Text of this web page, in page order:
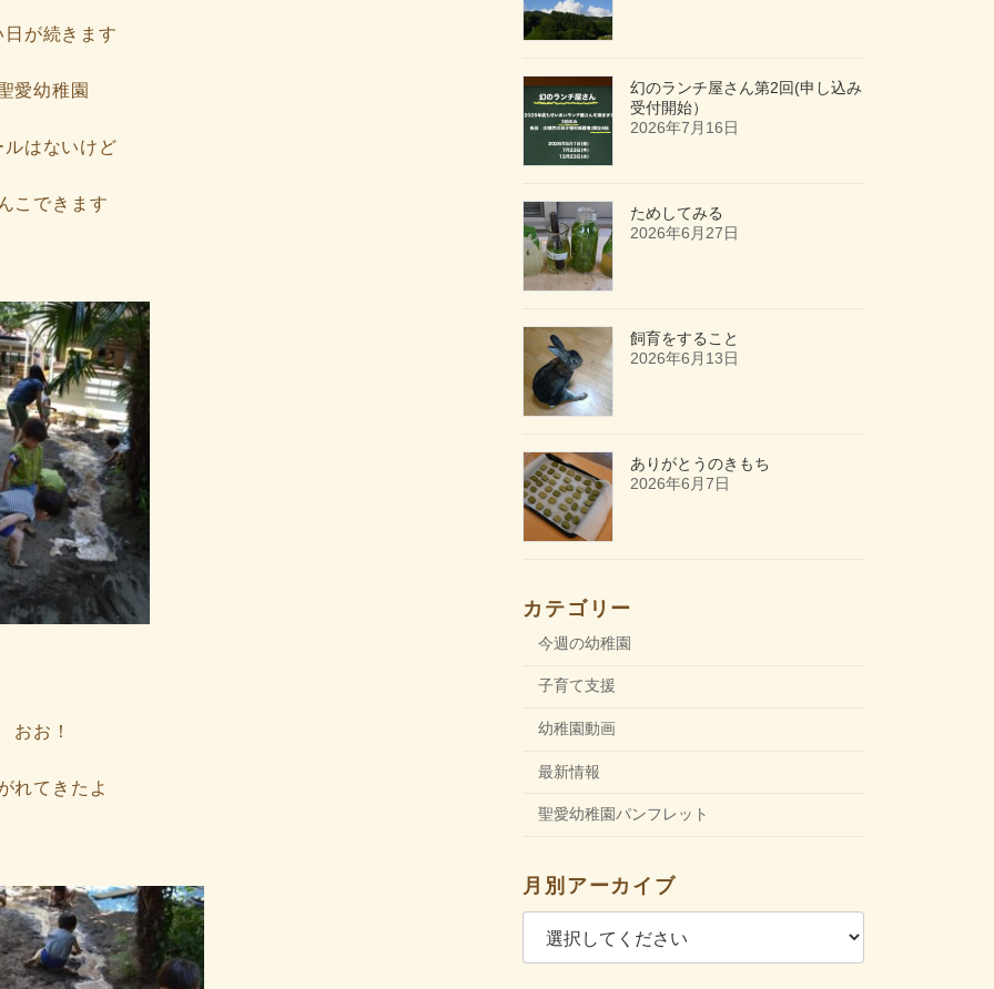
日が続きます
愛幼稚園
ルはないけど
こできます
おお！
れてきたよ
幻のランチ屋さん第2回(申し込み
受付開始）
2026年7月16日
ためしてみる
2026年6月27日
飼育をすること
2026年6月13日
ありがとうのきもち
2026年6月7日
カテゴリー
今週の幼稚園
子育て支援
幼稚園動画
最新情報
聖愛幼稚園パンフレット
月別アーカイブ